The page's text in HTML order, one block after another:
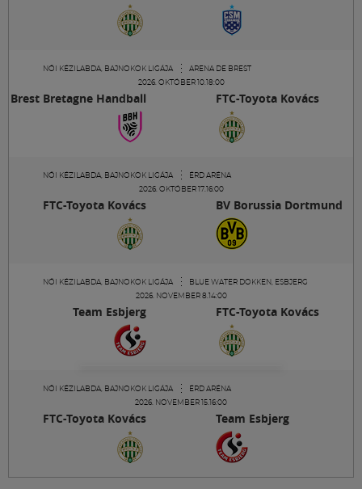
NŐI KÉZILABDA, BAJNOKOK LIGÁJA
ARENA DE BREST
2026. OKTÓBER 10.18:00
Brest Bretagne Handball FTC-Toyota Kovács
NŐI KÉZILABDA, BAJNOKOK LIGÁJA
ÉRD ARÉNA
2026. OKTÓBER 17.16:00
FTC-Toyota Kovács BV Borussia Dortmund
NŐI KÉZILABDA, BAJNOKOK LIGÁJA
BLUE WATER DOKKEN, ESBJERG
2026. NOVEMBER 8.14:00
Team Esbjerg FTC-Toyota Kovács
NŐI KÉZILABDA, BAJNOKOK LIGÁJA
ÉRD ARÉNA
2026. NOVEMBER 15.16:00
FTC-Toyota Kovács Team Esbjerg